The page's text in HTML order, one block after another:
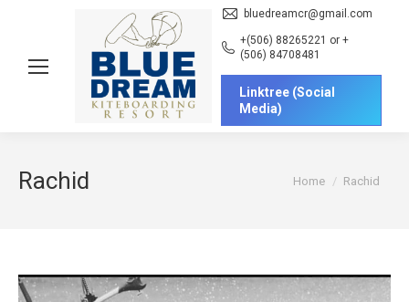
bluedreamcr@gmail.com
+(506) 88265221 or +
(506) 84708481
Linktree (Social
Media)
Rachid You are here:
Home Rachid